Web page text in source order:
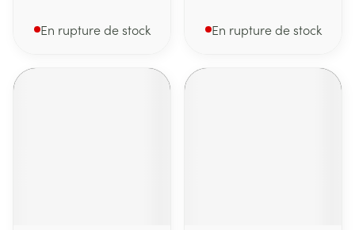
En rupture de stock En rupture de stock